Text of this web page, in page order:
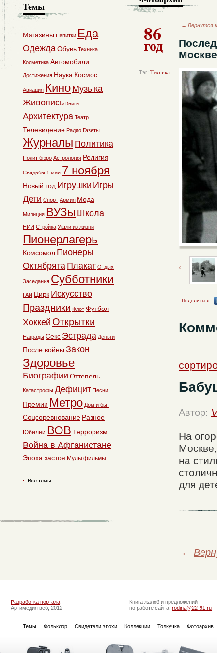
86
год
Тэг: Техника
← Вернутся
Москве
Поделиться
Автор:
На
на
для
←
Темы
Магазины Напитки Еда
ОдеждаОбувь Техника
Косметика Автомобили
Достижения Наука Космос
Авиация Кино Музыка
Живопись Книги
Архитектура Театр
Телевидение Радио Газеты
Журналы Политика
Полит бюро Астрология Религия
Свадьбы 1 мая 7 ноября
Новый год Игрушки Игры
Дети Спорт Армия Мода
Милиция ВУЗы Школа
НИИ Стройка Ушли из жизни
Пионерлагерь
Комсомол Пионеры
Октябрята Плакат Отдых
Заседания Субботники
ГАИ Цирк Искусство
Праздники Флот Футбол
Хоккей Открытки
Награды Секс Эстрада Деньги
После войны Закон
Здоровье
Биографии Оттепель
Катастрофы Дефицит Песни
Премии Метро Дом и быт
Соцсоревнование Разное
Юбилеи ВОВ Терроризм
Война в Афганистане
Эпоха застоя Мультфильмы
Все темы
Разработка портала
Артимедия веб, 2012
Книга жалоб и предложений
по работе сайта: rodina@22-91.ru
Темы Фольклор Свидетели эпохи Коллекции Толкучка Фотоархив